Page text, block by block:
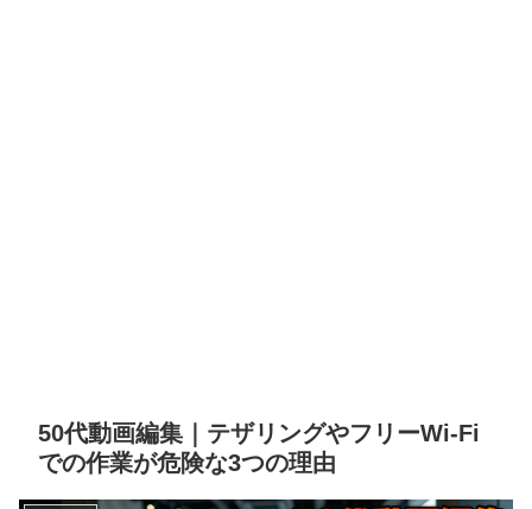
50代動画編集｜テザリングやフリーWi-Fi
での作業が危険な3つの理由